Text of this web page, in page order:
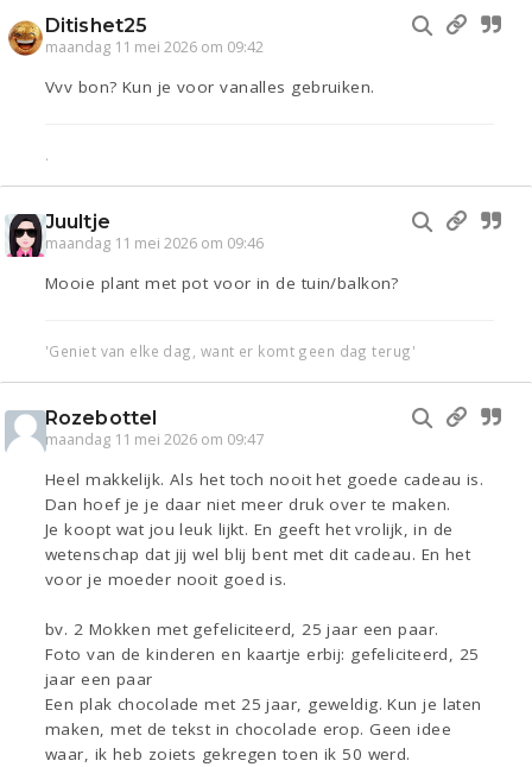
Ditishet25
maandag 11 mei 2026 om 09:42
Vvv bon? Kun je voor vanalles gebruiken.
.
Juultje
maandag 11 mei 2026 om 09:46
Mooie plant met pot voor in de tuin/balkon?
'Geniet van elke dag, want er komt geen dag terug'
Rozebottel
maandag 11 mei 2026 om 09:47
Heel makkelijk. Als het toch nooit het goede cadeau is.
Dan hoef je je daar niet meer druk over te maken.
Je koopt wat jou leuk lijkt. En geeft het vrolijk, in de
wetenschap dat jij wel blij bent met dit cadeau. En het
voor je moeder nooit goed is.
bv. 2 Mokken met gefeliciteerd, 25 jaar een paar.
Foto van de kinderen en kaartje erbij: gefeliciteerd, 25
jaar een paar
Een plak chocolade met 25 jaar, geweldig. Kun je laten
maken, met de tekst in chocolade erop. Geen idee
waar, ik heb zoiets gekregen toen ik 50 werd.